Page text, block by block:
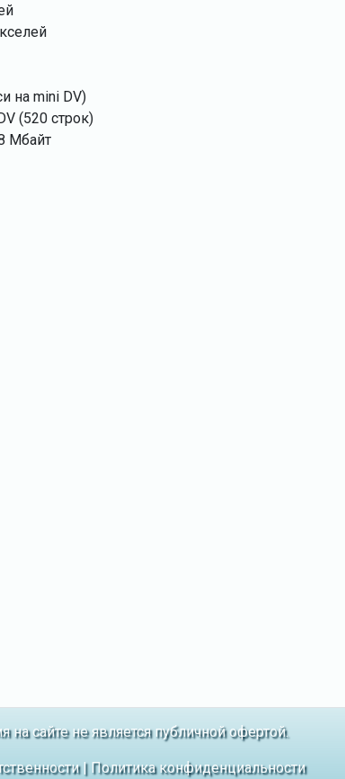
на mini DV)
(520 строк)
Мбайт
на сайте не является публичной офертой.
| Политика конфиденциальности